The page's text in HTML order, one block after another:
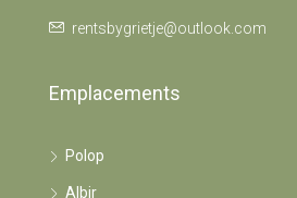
rentsbygrietje@outlook.com
Emplacements
Polop
Albir